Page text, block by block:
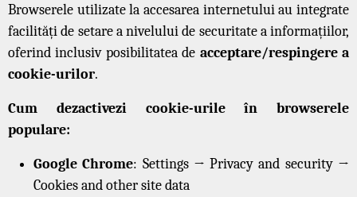
Browserele utilizate la accesarea internetului au integrate
facilități de setare a nivelului de securitate a informațiilor,
oferind inclusiv posibilitatea de acceptare/respingere a
cookie-urilor.
Cum dezactivezi cookie-urile în browserele
populare:
Google Chrome: Settings → Privacy and security →
Cookies and other site data